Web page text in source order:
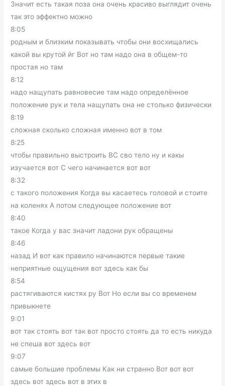
Значит есть такая поза она очень красиво выглядит очень
так это эффектно можно
8:05
родным и близким показывать чтобы они восхищались
какой вы крутой йг Вот но там надо она в общем-то
простая но там
8:12
надо нащупать равновесие там надо определённое
положение рук и тела нащупать она не столько физически
8:19
сложная сколько сложная именно вот в том
8:25
чтобы правильно выстроить ВС сво тело ну и какы
изучается вот С чего начинается вот вот
8:32
с такого положения Когда вы касаетесь головой и стоите
на коленях А потом следующее положение вот
8:40
такое Когда у вас значит ладони рук обращены
8:46
назад И вот как правило начинаются первые такие
неприятные ощущения вот здесь как бы
8:54
растягиваются кистях ру Вот Но если вы со временем
привыкнете
9:01
вот так стоять вот так вот просто стоять да то есть никуда
не спеша вот здесь вот
9:07
самые большие проблемы Как ни странно Вот вот вот
здесь вот здесь вот в этих в